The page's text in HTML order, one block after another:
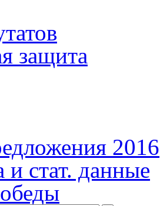
защита
2016
стат. данные